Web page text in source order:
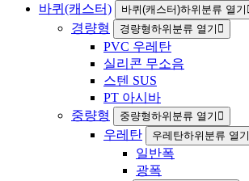
바퀴(캐스터) 바퀴(캐스터)하위분류 열기
경량형 경량형하위분류 열기
PVC 우레탄
실리콘 무소음
스텐 SUS
PT 아시바
중량형
중량형하위분류 열기
우레탄 우레탄하위분류 열기
일반폭
광폭